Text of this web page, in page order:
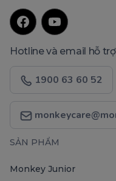
Hotline và email hỗ trợ
1900 63 60 52
SẢN PHẨM
Monkey Junior